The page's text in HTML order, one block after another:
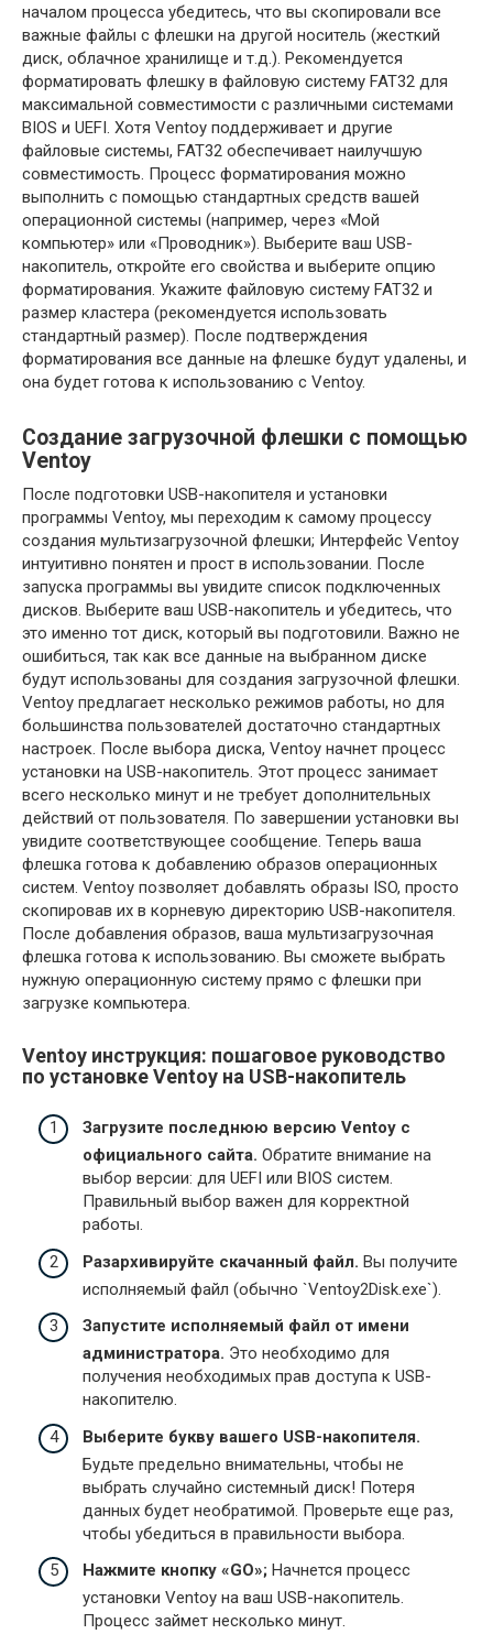
началом процесса убедитесь, что вы скопировали все
важные файлы с флешки на другой носитель (жесткий
диск, облачное хранилище и т.д.). Рекомендуется
форматировать флешку в файловую систему FAT32 для
максимальной совместимости с различными системами
BIOS и UEFI. Хотя Ventoy поддерживает и другие
файловые системы, FAT32 обеспечивает наилучшую
совместимость. Процесс форматирования можно
выполнить с помощью стандартных средств вашей
операционной системы (например, через «Мой
компьютер» или «Проводник»). Выберите ваш USB-
накопитель, откройте его свойства и выберите опцию
форматирования. Укажите файловую систему FAT32 и
размер кластера (рекомендуется использовать
стандартный размер). После подтверждения
форматирования все данные на флешке будут удалены, и
она будет готова к использованию с Ventoy.
Создание загрузочной флешки с помощью
Ventoy
После подготовки USB-накопителя и установки
программы Ventoy, мы переходим к самому процессу
создания мультизагрузочной флешки; Интерфейс Ventoy
интуитивно понятен и прост в использовании. После
запуска программы вы увидите список подключенных
дисков. Выберите ваш USB-накопитель и убедитесь, что
это именно тот диск, который вы подготовили. Важно не
ошибиться, так как все данные на выбранном диске
будут использованы для создания загрузочной флешки.
Ventoy предлагает несколько режимов работы, но для
большинства пользователей достаточно стандартных
настроек. После выбора диска, Ventoy начнет процесс
установки на USB-накопитель. Этот процесс занимает
всего несколько минут и не требует дополнительных
действий от пользователя. По завершении установки вы
увидите соответствующее сообщение. Теперь ваша
флешка готова к добавлению образов операционных
систем. Ventoy позволяет добавлять образы ISO, просто
скопировав их в корневую директорию USB-накопителя.
После добавления образов, ваша мультизагрузочная
флешка готова к использованию. Вы сможете выбрать
нужную операционную систему прямо с флешки при
загрузке компьютера.
Ventoy инструкция: пошаговое руководство
по установке Ventoy на USB-накопитель
Загрузите последнюю версию Ventoy с
официального сайта. Обратите внимание на
выбор версии: для UEFI или BIOS систем.
Правильный выбор важен для корректной
работы.
Разархивируйте скачанный файл. Вы получите
исполняемый файл (обычно `Ventoy2Disk.exe`).
Запустите исполняемый файл от имени
администратора. Это необходимо для
получения необходимых прав доступа к USB-
накопителю.
Выберите букву вашего USB-накопителя.
Будьте предельно внимательны, чтобы не
выбрать случайно системный диск! Потеря
данных будет необратимой. Проверьте еще раз,
чтобы убедиться в правильности выбора.
Нажмите кнопку «GO»; Начнется процесс
установки Ventoy на ваш USB-накопитель.
Процесс займет несколько минут.